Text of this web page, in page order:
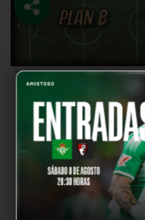
23/09/2025 | PLAN B